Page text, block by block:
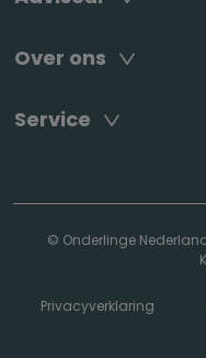
Over ons
Service
© Onderlinge
Privacyverklaring